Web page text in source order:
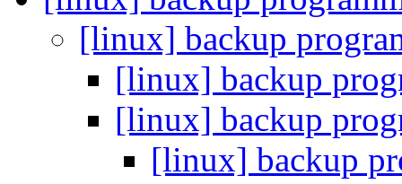
[linux] backup
[linux] backup
[linux] backup
[linux] backup